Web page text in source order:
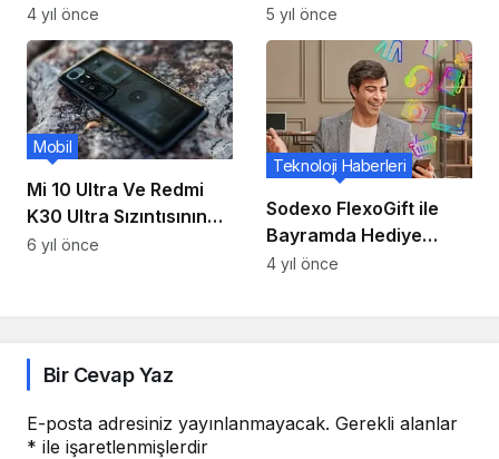
Dijital İkiz Devrimi
Yaşanıyor
4 yıl önce
ancak fiyatlar
ceplerinizi yırtacak
5 yıl önce
Mi 10 Ultra Ve Redmi
K30 Ultra Sızıntısının
Depolama Ve Renk
Mobil
6 yıl önce
Sodexo FlexoGift ile
Bayramda Hediye
Seçme Özgürlüğü
Teknoloji Haberleri
4 yıl önce
Bir Cevap Yaz
E-posta adresiniz yayınlanmayacak. Gerekli alanlar
* ile işaretlenmişlerdir